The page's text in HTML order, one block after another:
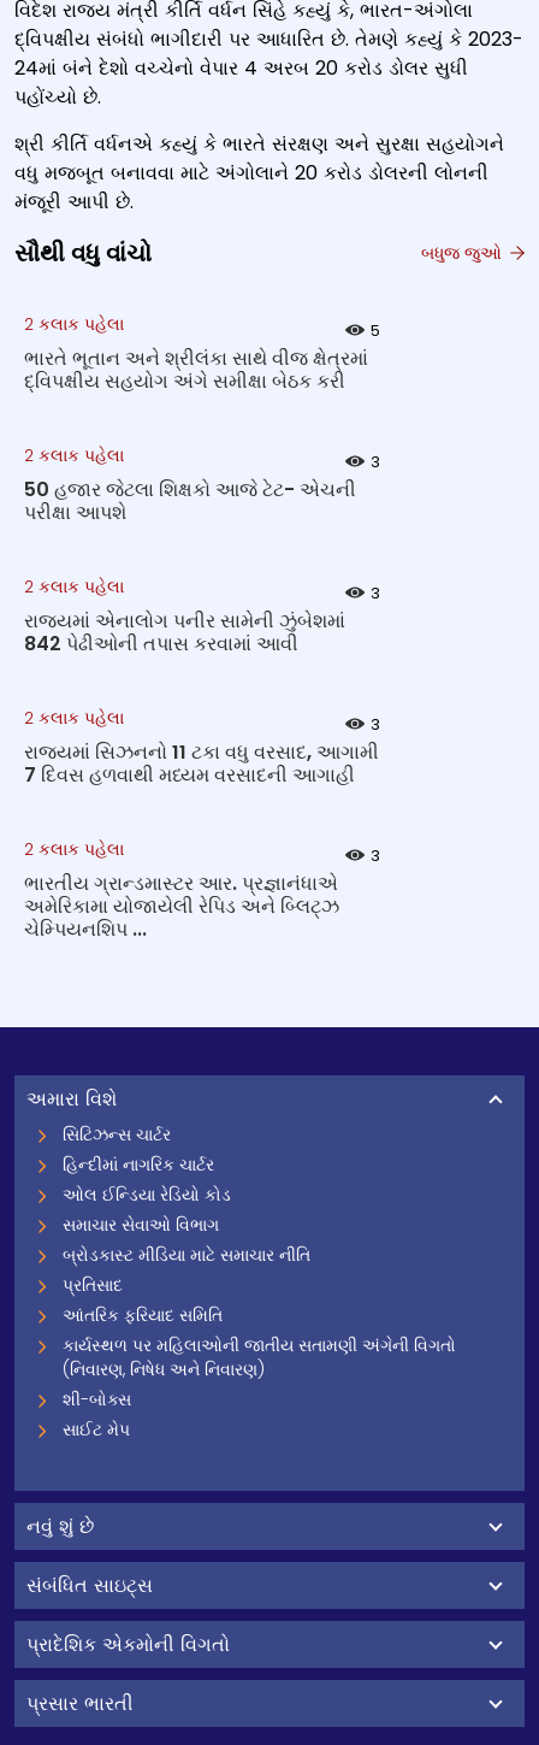
વિદેશ રાજ્ય મંત્રી કીર્તિ વર્ધન સિંહે કહ્યું કે, ભારત-અંગોલા
દ્વિપક્ષીય સંબંધો ભાગીદારી પર આધારિત છે. તેમણે કહ્યું કે 2023-
24માં બંને દેશો વચ્ચેનો વેપાર 4 અરબ 20 કરોડ ડોલર સુધી
પહોંચ્યો છે.
શ્રી કીર્તિ વર્ધનએ કહ્યું કે ભારતે સંરક્ષણ અને સુરક્ષા સહયોગને
વધુ મજબૂત બનાવવા માટે અંગોલાને 20 કરોડ ડોલરની લોનની
મંજૂરી આપી છે.
સૌથી વધુ વાંચો બધુજ જુઓ
2 કલાક પહેલા 5
ભારતે ભૂતાન અને શ્રીલંકા સાથે વીજ ક્ષેત્રમાં
દ્વિપક્ષીય સહયોગ અંગે સમીક્ષા બેઠક કરી
2 કલાક પહેલા 3
50 હજાર જેટલા શિક્ષકો આજે ટેટ- એચની
પરીક્ષા આપશે
2 કલાક પહેલા 3
રાજ્યમાં એનાલોગ પનીર સામેની ઝુંબેશમાં
842 પેઢીઓની તપાસ કરવામાં આવી
2 કલાક પહેલા 3
રાજ્યમાં સિઝનનો 11 ટકા વધુ વરસાદ, આગામી
7 દિવસ હળવાથી મધ્યમ વરસાદની આગાહી
2 કલાક પહેલા 3
ભારતીય ગ્રાન્ડમાસ્ટર આર. પ્રજ્ઞાનંધાએ
અમેરિકામા યોજાયેલી રેપિડ અને બ્લિટ્ઝ
ચેમ્પિયનશિપ ...
અમારા વિશે
સિટિઝન્સ ચાર્ટર
હિન્દીમાં નાગરિક ચાર્ટર
ઓલ ઈન્ડિયા રેડિયો કોડ
સમાચાર સેવાઓ વિભાગ
બ્રોડકાસ્ટ મીડિયા માટે સમાચાર નીતિ
પ્રતિસાદ
આંતરિક ફરિયાદ સમિતિ
કાર્યસ્થળ પર મહિલાઓની જાતીય સતામણી અંગેની વિગતો
(નિવારણ, નિષેધ અને નિવારણ)
શી-બોક્સ
સાઈટ મેપ
નવું શું છે
સંબંધિત સાઇટ્સ
પ્રાદેશિક એકમોની વિગતો
પ્રસાર ભારતી